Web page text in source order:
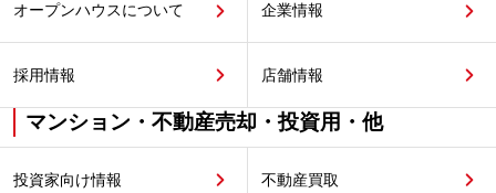
オープンハウスについて 企業情報
採用情報 店舗情報
マンション・不動産売却・投資用・他
投資家向け情報 不動産買取